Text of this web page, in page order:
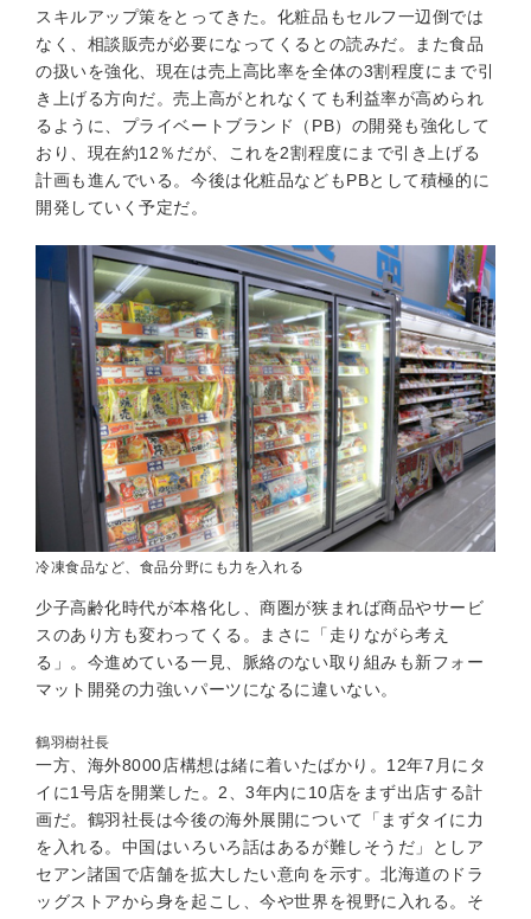
スキルアップ策をとってきた。化粧品もセルフ一辺倒では
なく、相談販売が必要になってくるとの読みだ。また食品
の扱いを強化、現在は売上高比率を全体の3割程度にまで引
き上げる方向だ。売上高がとれなくても利益率が高められ
るように、プライベートブランド（PB）の開発も強化して
おり、現在約12％だが、これを2割程度にまで引き上げる
計画も進んでいる。今後は化粧品などもPBとして積極的に
開発していく予定だ。
冷凍食品など、食品分野にも力を入れる
少子高齢化時代が本格化し、商圏が狭まれば商品やサービ
スのあり方も変わってくる。まさに「走りながら考え
る」。今進めている一見、脈絡のない取り組みも新フォー
マット開発の力強いパーツになるに違いない。
鶴羽樹社長
一方、海外8000店構想は緒に着いたばかり。12年7月にタ
イに1号店を開業した。2、3年内に10店をまず出店する計
画だ。鶴羽社長は今後の海外展開について「まずタイに力
を入れる。中国はいろいろ話はあるが難しそうだ」としア
セアン諸国で店舗を拡大したい意向を示す。北海道のドラ
ッグストアから身を起こし、今や世界を視野に入れる。そ